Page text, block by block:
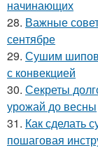
начинающих
28. Важные
сентябре
29. Сушим
с конвекцией
30. Секреты
урожай до весны
31. Как сделать
пошаговая